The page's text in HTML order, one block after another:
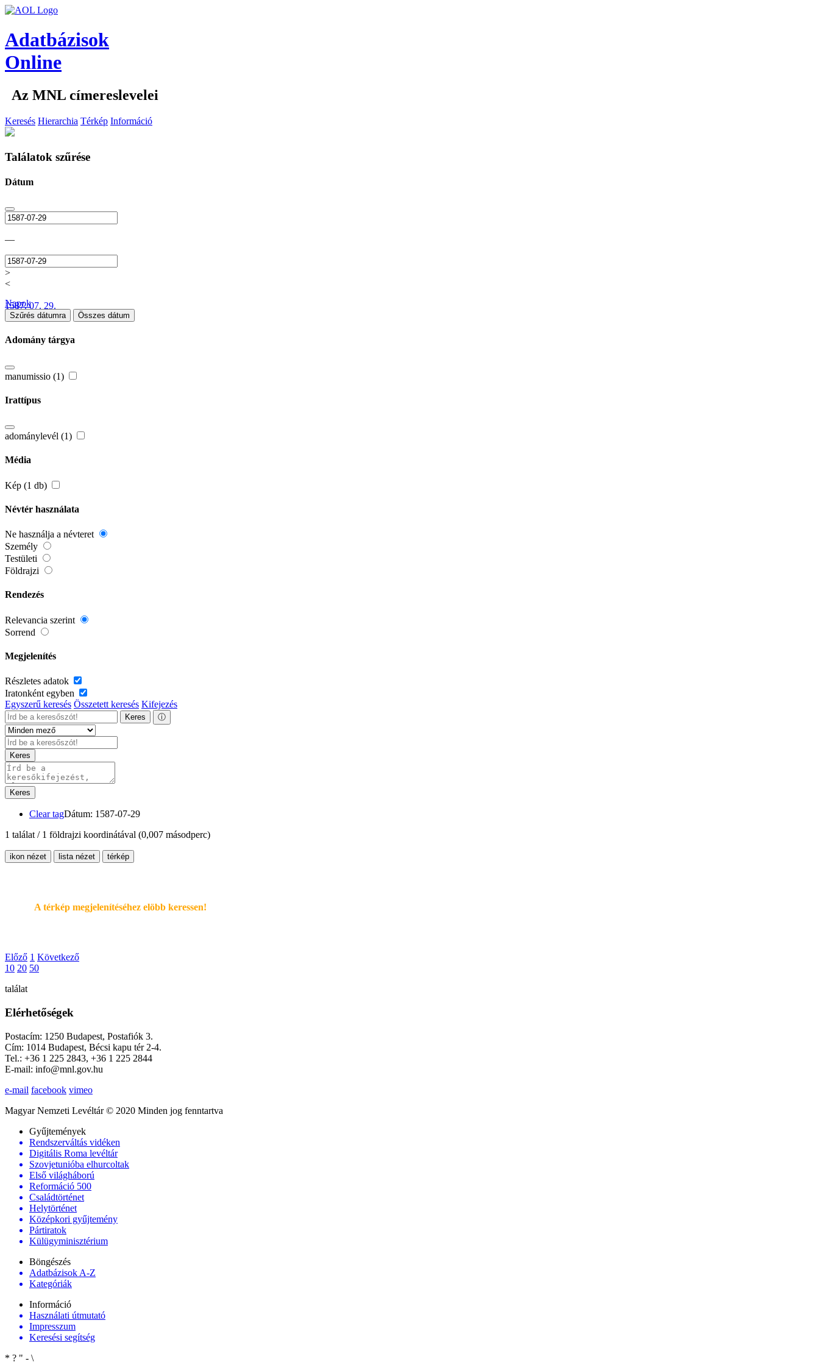
Adatbázisok
Online
Az MNL címereslevelei
Keresés Hierarchia Térkép Információ
Találatok szűrése
Dátum
—
>
<
1587. 07. 29.
Napok
Szűrés dátumra Összes dátum
Adomány tárgya
manumissio (1)
Irattípus
adománylevél (1)
Média
Kép (1 db)
Névtér használata
Ne használja a névteret
Személy
Testületi
Földrajzi
Rendezés
Relevancia szerint
Sorrend
Megjelenítés
Részletes adatok
Iratonként egyben
Egyszerű keresés Összetett keresés Kifejezés
Keres ⓘ
Keres
Keres
Clear tagDátum: 1587-07-29
1 találat / 1 földrajzi koordinátával (0,007 másodperc)
ikon nézet lista nézet térkép
A térkép megjelenítéséhez elöbb keressen!
Előző 1 Következő
10 20 50
találat
Elérhetőségek
Postacím: 1250 Budapest, Postafiók 3.
Cím: 1014 Budapest, Bécsi kapu tér 2-4.
Tel.: +36 1 225 2843, +36 1 225 2844
E-mail: info@mnl.gov.hu
e-mail facebook vimeo
Magyar Nemzeti Levéltár © 2020 Minden jog fenntartva
Gyűjtemények
Rendszerváltás vidéken
Digitális Roma levéltár
Szovjetunióba elhurcoltak
Első világháború
Reformáció 500
Családtörténet
Helytörténet
Középkori gyűjtemény
Pártiratok
Külügyminisztérium
Böngészés
Adatbázisok A-Z
Kategóriák
Információ
Használati útmutató
Impresszum
Keresési segítség
* ? " - \